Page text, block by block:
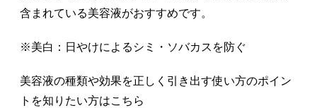
含まれている美容液がおすすめです。
※美白：日やけによるシミ・ソバカスを防ぐ
美容液の種類や効果を正しく引き出す使い方のポイン
トを知りたい方はこちら